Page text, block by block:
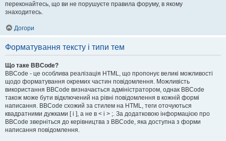
переконайтесь, що ви не порушуєте правила форуму, в якому
знаходитесь.
Догори
Форматування тексту і типи тем
Що таке BBCode?
BBCode - це особлива реалізація HTML, що пропонує великі можливості
щодо форматування окремих частин повідомлення. Можливість
використання BBCode визначається адміністратором, однак BBCode
також може бути відключений на рівні повідомлення в кожній формі
написання. BBCode схожий за стилем на HTML, теги оточуються
квадратними дужками [ і ], а не в < і > ;. За додатковою інформацією про
BBCode зверніться до керівництва з BBCode, яка доступна з форми
написання повідомлення.